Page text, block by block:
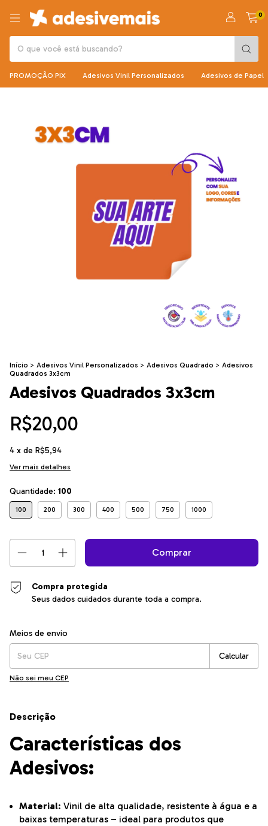
0
PROMOÇÃO PIX Adesivos Vinil Personalizados Adesivos de Papel
Início > Adesivos Vinil Personalizados > Adesivos Quadrado > Adesivos
Quadrados 3x3cm
Adesivos Quadrados 3x3cm
R$20,00
4 x de R$5,94
Ver mais detalhes
Quantidade: 100
100 200 300 400 500 750 1000
Compra protegida
Seus dados cuidados durante toda a compra.
Entregas para o CEP:
Meios de envio
Calcular
Não sei meu CEP
Descrição
Características dos
Adesivos:
Material: Vinil de alta qualidade, resistente à água e a
baixas temperaturas – ideal para produtos que